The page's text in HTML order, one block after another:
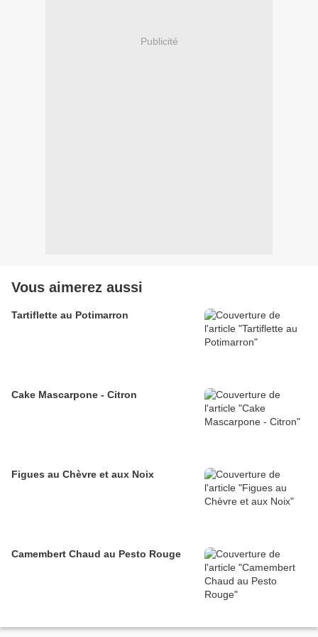
Publicité
Vous aimerez aussi
Tartiflette au Potimarron
Cake Mascarpone - Citron
Figues au Chèvre et aux Noix
Camembert Chaud au Pesto Rouge